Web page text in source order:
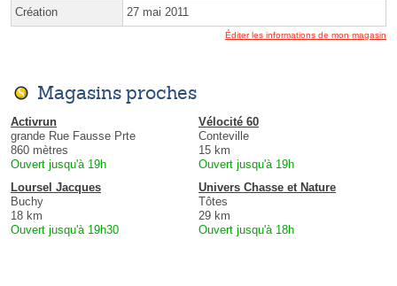
Création 27 mai 2011
Éditer les informations de mon magasin
Magasins proches
Activrun
grande Rue Fausse Prte
860 mètres
Ouvert jusqu'à 19h
Vélocité 60
Conteville
15 km
Ouvert jusqu'à 19h
Loursel Jacques
Buchy
18 km
Ouvert jusqu'à 19h30
Univers Chasse et Nature
Tôtes
29 km
Ouvert jusqu'à 18h